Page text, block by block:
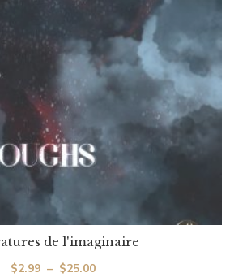
de l'imaginaire
$2.99 – $25.00Plage